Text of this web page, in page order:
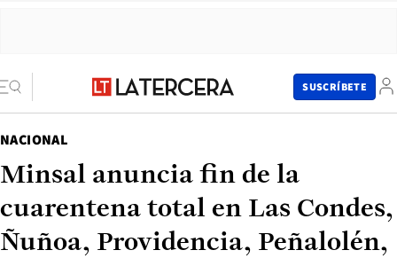
SUSCRÍBETE
NACIONAL
Minsal anuncia fin de la
cuarentena total en Las Condes,
Ñuñoa, Providencia, Peñalolén,